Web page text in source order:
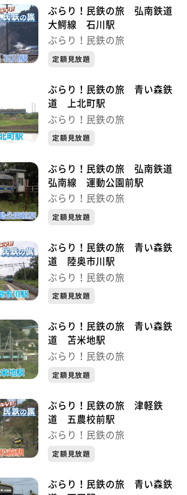
ぶらり！民鉄の旅 弘南鉄道
大鰐線 石川駅
ぶらり！民鉄の旅
定額見放題
ぶらり！民鉄の旅 青い森鉄
道 上北町駅
ぶらり！民鉄の旅
定額見放題
ぶらり！民鉄の旅 弘南鉄道
弘南線 運動公園前駅
ぶらり！民鉄の旅
定額見放題
ぶらり！民鉄の旅 青い森鉄
道 陸奥市川駅
ぶらり！民鉄の旅
定額見放題
ぶらり！民鉄の旅 青い森鉄
道 苫米地駅
ぶらり！民鉄の旅
定額見放題
ぶらり！民鉄の旅 津軽鉄
道 五農校前駅
ぶらり！民鉄の旅
定額見放題
ぶらり！民鉄の旅 青い森鉄